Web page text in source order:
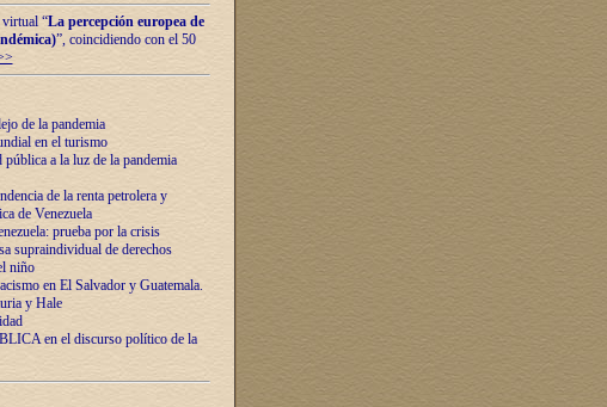
“La percepción europea de
”, coincidiendo con el 50
de la pandemia
en el turismo
a la luz de la pandemia
de la renta petrolera y
de Venezuela
prueba por la crisis
supraindividual de derechos
niño
en El Salvador y Guatemala.
y Hale
en el discurso político de la